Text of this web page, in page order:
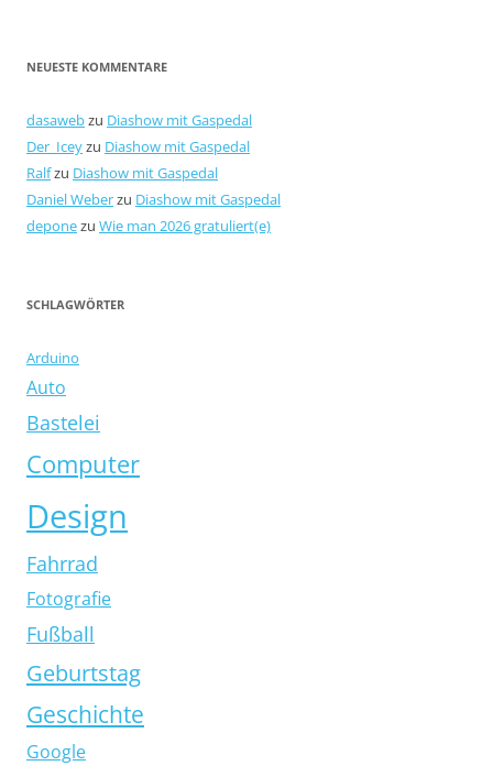
NEUESTE KOMMENTARE
dasawebzu Diashow mit Gaspedal
Der_Iceyzu Diashow mit Gaspedal
Ralfzu Diashow mit Gaspedal
Daniel Weberzu Diashow mit Gaspedal
deponezu Wie man 2026 gratuliert(e)
SCHLAGWÖRTER
Arduino
Auto
Bastelei
Computer
Design
Fahrrad
Fotografie
Fußball
Geburtstag
Geschichte
Google